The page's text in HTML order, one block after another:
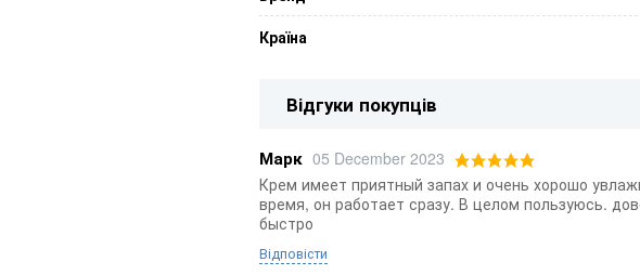
Країна
Відгуки покупців
Марк 05 December 2023
Крем имеет приятный запах и очень хорошо
время, он работает сразу. В целом пользуюсь.
быстро
Відповісти